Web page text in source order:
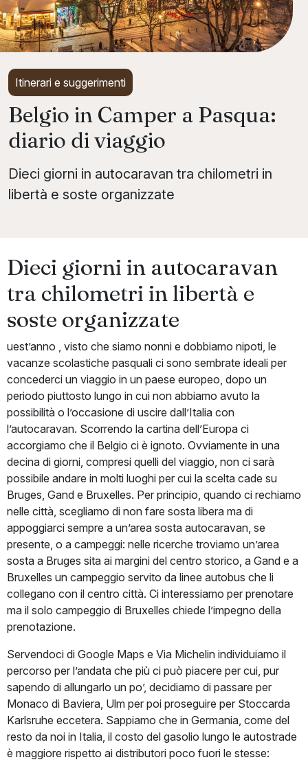
Itinerari e suggerimenti
Belgio in Camper a Pasqua:
diario di viaggio
Dieci giorni in autocaravan tra chilometri in
libertà e soste organizzate
Dieci giorni in autocaravan
tra chilometri in libertà e
soste organizzate
uest’anno , visto che siamo nonni e dobbiamo nipoti, le
vacanze scolastiche pasquali ci sono sembrate ideali per
concederci un viaggio in un paese europeo, dopo un
periodo piuttosto lungo in cui non abbiamo avuto la
possibilità o l’occasione di uscire dall’Italia con
l’autocaravan. Scorrendo la cartina dell’Europa ci
accorgiamo che il Belgio ci è ignoto. Ovviamente in una
decina di giorni, compresi quelli del viaggio, non ci sarà
possibile andare in molti luoghi per cui la scelta cade su
Bruges, Gand e Bruxelles. Per principio, quando ci rechiamo
nelle città, scegliamo di non fare sosta libera ma di
appoggiarci sempre a un’area sosta autocaravan, se
presente, o a campeggi: nelle ricerche troviamo un’area
sosta a Bruges sita ai margini del centro storico, a Gand e a
Bruxelles un campeggio servito da linee autobus che li
collegano con il centro città. Ci interessiamo per prenotare
ma il solo campeggio di Bruxelles chiede l’impegno della
prenotazione.
Servendoci di Google Maps e Via Michelin individuiamo il
percorso per l’andata che più ci può piacere per cui, pur
sapendo di allungarlo un po’, decidiamo di passare per
Monaco di Baviera, Ulm per poi proseguire per Stoccarda
Karlsruhe eccetera. Sappiamo che in Germania, come del
resto da noi in Italia, il costo del gasolio lungo le autostrade
è maggiore rispetto ai distributori poco fuori le stesse: